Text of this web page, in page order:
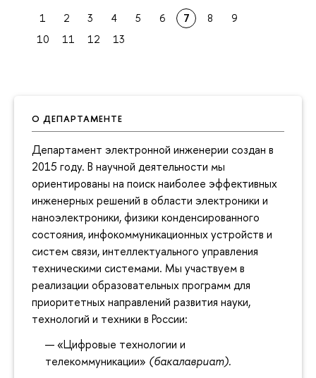
О ДЕПАРТАМЕНТЕ
Департамент электронной инженерии создан в
2015 году. В научной деятельности мы
ориентированы на поиск наиболее эффективных
инженерных решений в области электроники и
наноэлектроники, физики конденсированного
состояния, инфокоммуникационных устройств и
систем связи, интеллектуального управления
техническими системами. Мы участвуем в
реализации образовательных программ для
приоритетных направлений развития науки,
технологий и техники в России:
«Цифровые технологии и
телекоммуникации» (бакалавриат).
1 2 3 4 5 6 7 8
9
10
11 12 13